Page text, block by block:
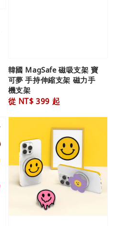
韓國 MagSafe 磁吸支架 寶
可夢 手持伸縮支架 磁力手
機支架
Regular
從 NT$ 399 起